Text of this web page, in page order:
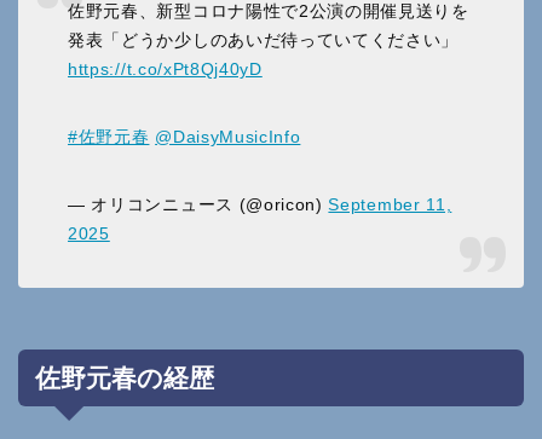
佐野元春、新型コロナ陽性で2公演の開催見送りを
発表「どうか少しのあいだ待っていてください」
https://t.co/xPt8Qj40yD
#佐野元春 @DaisyMusicInfo
— オリコンニュース (@oricon)September 11,
2025
佐野元春の経歴